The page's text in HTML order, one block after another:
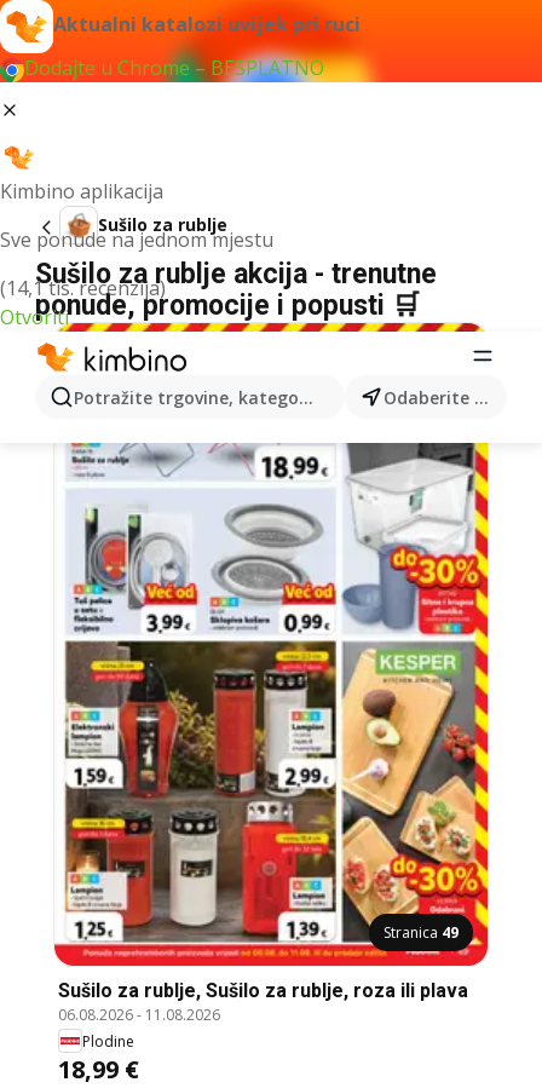
Aktualni katalozi uvijek pri ruci
Dodajte u Chrome – BESPLATNO
Kimbino aplikacija
Sve ponude na jednom mjestu
(14,1 tis. recenzija)
Otvoriti
Potražite trgovine, kategorije, proizvode... Odaberite grad
Sušilo za rublje
Sušilo za rublje akcija - trenutne
ponude, promocije i popusti 🛒
Stranica 49
Sušilo za rublje, Sušilo za rublje, roza ili plava
06.08.2026- 11.08.2026
Plodine
18,99 €